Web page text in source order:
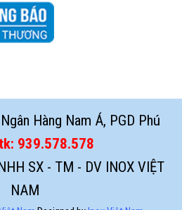
Ngân Hàng Nam Á, PGD Phú
939.578.578
SX - TM - DV INOX VIỆT
NAM